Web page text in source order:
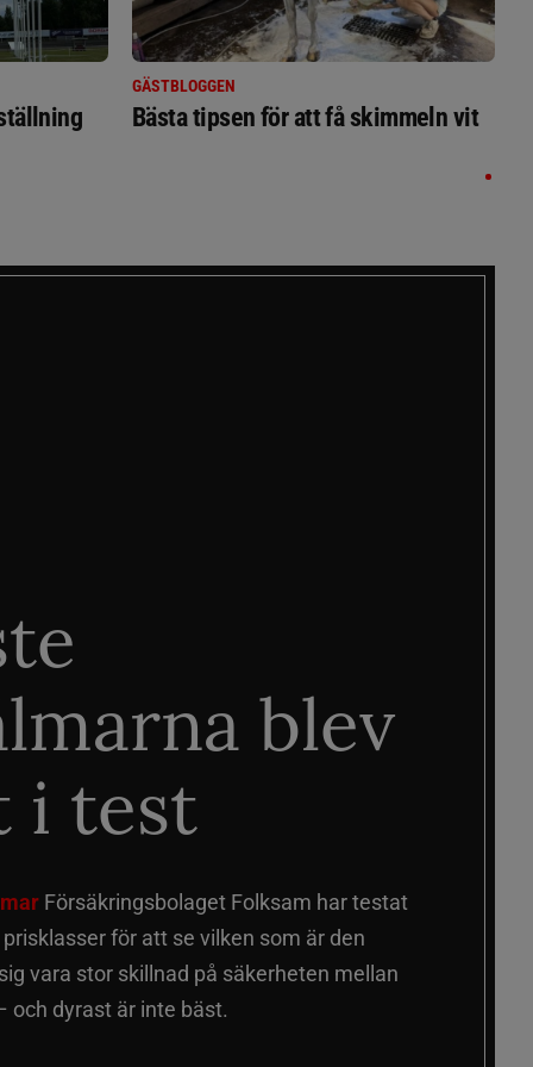
GÄSTBLOGGEN
Bästa tipsen för att få skimmeln vit
blev
i test
Försäkringsbolaget Folksam har testat
för att se vilken som är den
vara stor skillnad på säkerheten mellan
och dyrast är inte bäst.